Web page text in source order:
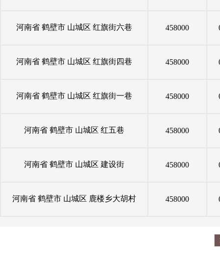
河南省 鹤壁市 山城区 红旗街六巷 458000
河南省 鹤壁市 山城区 红旗街四巷 458000
河南省 鹤壁市 山城区 红旗街一巷 458000
河南省 鹤壁市 山城区 红五巷 458000
河南省 鹤壁市 山城区 建设街 458000
河南省 鹤壁市 山城区 鹿楼乡大胡村 458000